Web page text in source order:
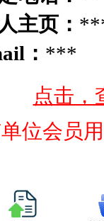
主页：
： ***
点击，
位会员